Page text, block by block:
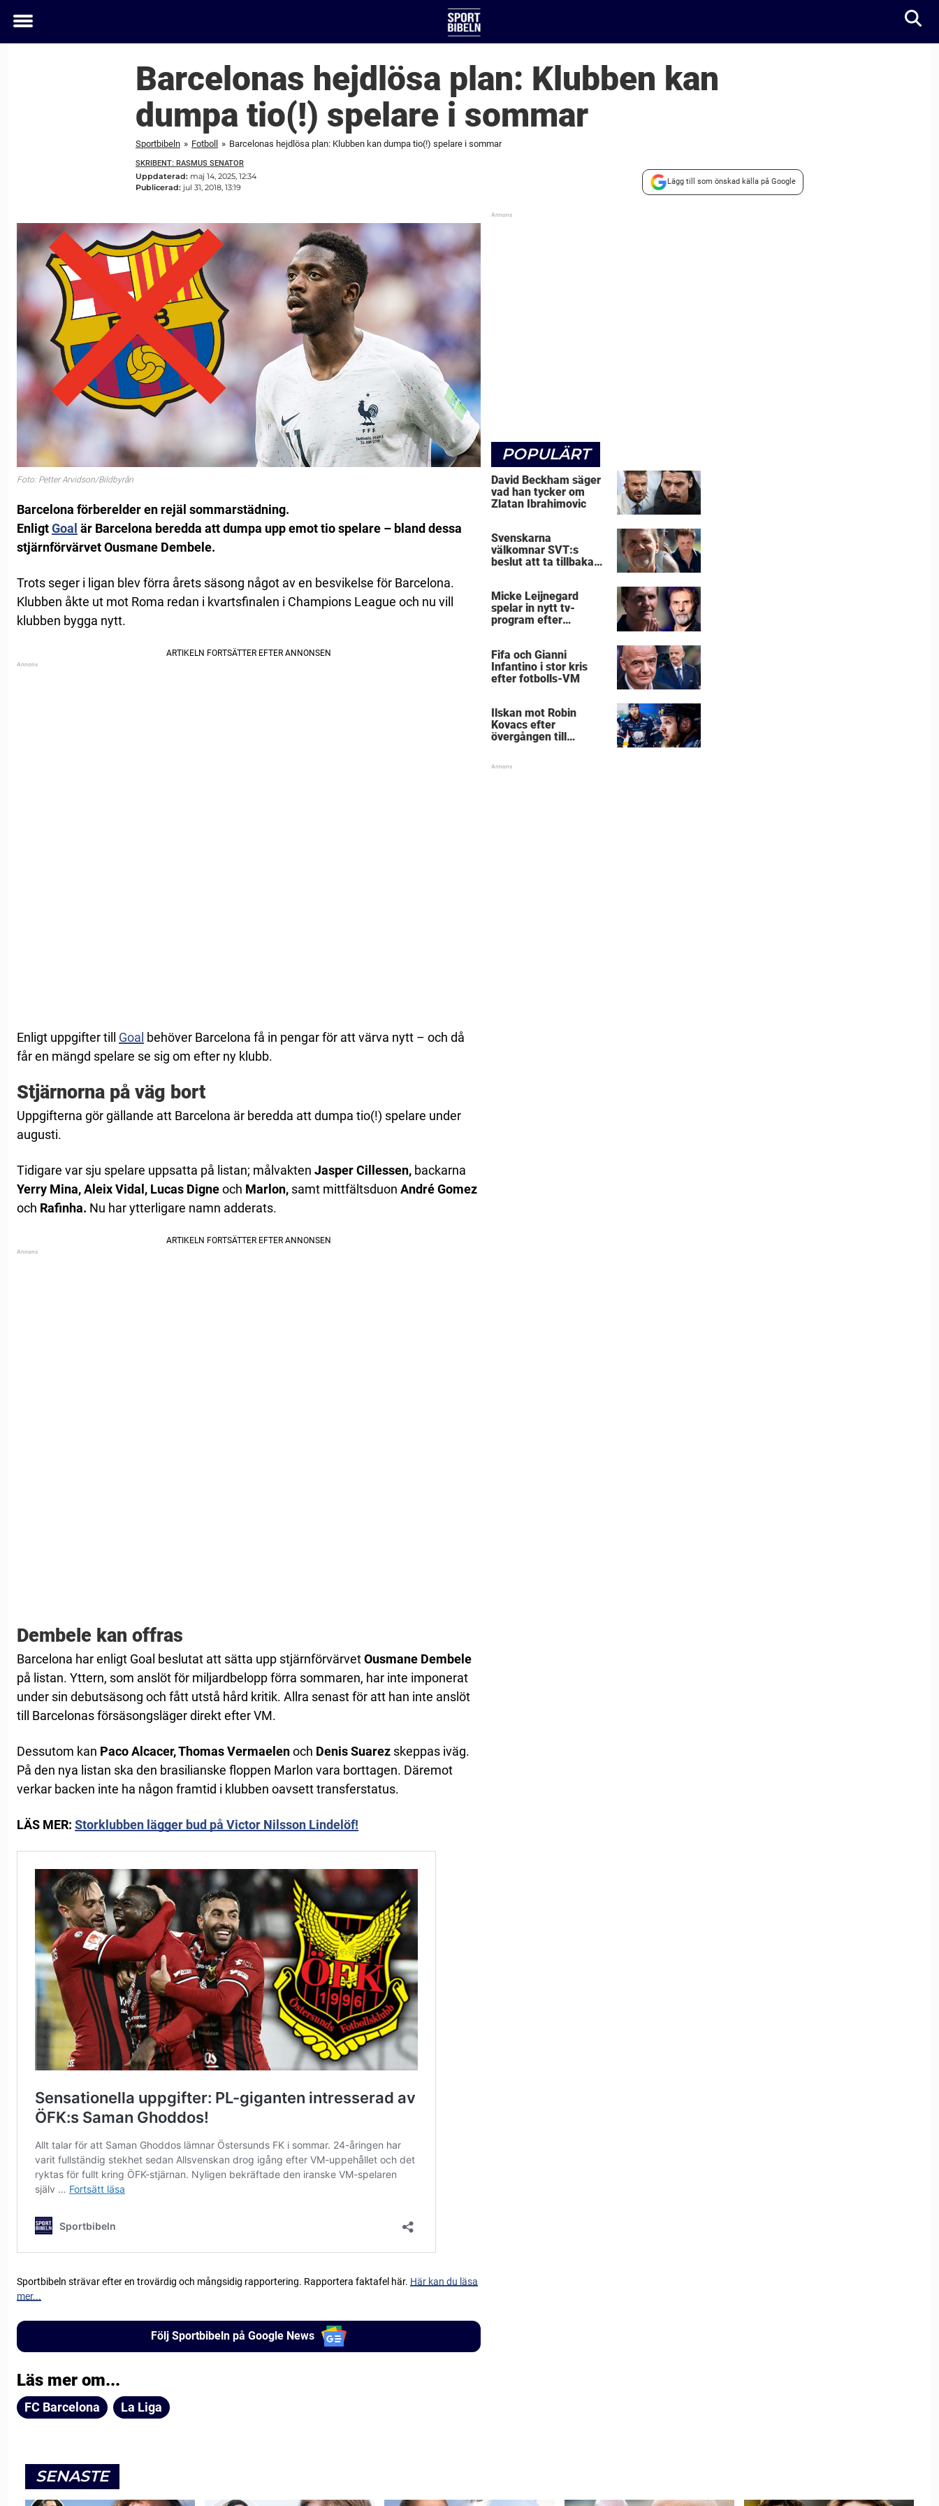
Toggle
Barcelonas hejdlösa plan: Klubben kan
dumpa tio(!) spelare i sommar
Sportbibeln » Fotboll » Barcelonas hejdlösa plan: Klubben kan dumpa tio(!) spelare i sommar
SKRIBENT: RASMUS SENATOR
Uppdaterad: maj 14, 2025, 12:34
Publicerad: jul 31, 2018, 13:19
Lägg till som önskad källa på Google
Foto: Petter Arvidson/Bildbyrån
Barcelona förberelder en rejäl sommarstädning.
EnligtGoal är Barcelona beredda att dumpa upp emot tio spelare – bland dessa
stjärnförvärvet Ousmane Dembele.
Trots seger i ligan blev förra årets säsong något av en besvikelse för Barcelona.
Klubben åkte ut mot Roma redan i kvartsfinalen i Champions League och nu vill
klubben bygga nytt.
Enligt uppgifter till Goal behöver Barcelona få in pengar för att värva nytt – och då
får en mängd spelare se sig om efter ny klubb.
Stjärnorna på väg bort
Uppgifterna gör gällande att Barcelona är beredda att dumpa tio(!) spelare under
augusti.
Tidigare var sju spelare uppsatta på listan; målvakten Jasper Cillessen, backarna
Yerry Mina, Aleix Vidal, Lucas Digneoch Marlon, samt mittfältsduon André Gomez
och Rafinha. Nu har ytterligare namn adderats.
Dembele kan offras
Barcelona har enligt Goal beslutat att sätta upp stjärnförvärvetOusmane Dembele
på listan. Yttern, som anslöt för miljardbelopp förra sommaren, har inte imponerat
under sin debutsäsong och fått utstå hård kritik. Allra senast för att han inte anslöt
till Barcelonas försäsongsläger direkt efter VM.
Dessutom kan Paco Alcacer, Thomas Vermaelenoch Denis Suarez skeppas iväg.
På den nya listan ska den brasilianske floppen Marlon vara borttagen. Däremot
verkar backen inte ha någon framtid i klubben oavsett transferstatus.
LÄS MER: Storklubben lägger bud på Victor Nilsson Lindelöf!
Sportbibeln strävar efter en trovärdig och mångsidig rapportering. Rapportera faktafel här. Här kan du läsa
mer...
Följ Sportbibeln på Google News
POPULÄRT
David Beckham säger
vad han tycker om
Zlatan Ibrahimovic
Svenskarna
välkomnar SVT:s
beslut att ta tillbaka
Micke Leijnegard
spelar in nytt tv-
program efter
Fifa och Gianni
Infantino i stor kris
efter fotbolls-VM
Ilskan mot Robin
Kovacs efter
övergången till
Läs mer om...
FC Barcelona La Liga
SENASTE